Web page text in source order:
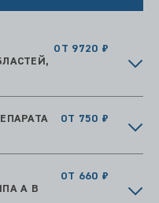
ОТ 9720 ₽
ОТ 750 ₽
А В
ОТ 660 ₽